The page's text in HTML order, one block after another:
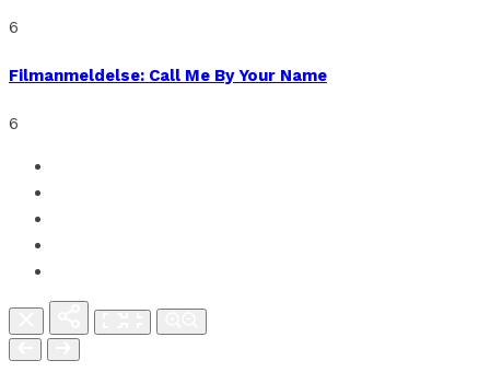
6
Filmanmeldelse: Call Me By Your Name
6